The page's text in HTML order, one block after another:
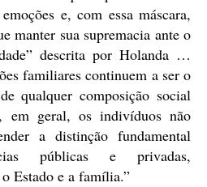
e, com essa máscara,
manter sua supremacia ante o
descrita por Holanda …
familiares continuem a ser o
qualquer composição social
em geral, os indivíduos não
a distinção fundamental
públicas e privadas,
Estado e a família.”